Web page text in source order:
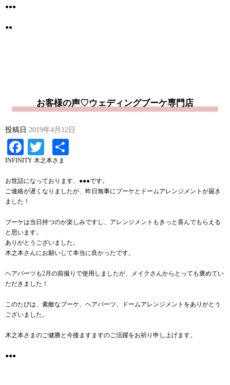
●●●
●●
お客様の声♡ウェディングブーケ専門店
投稿日 2019年4月12日
Facebook
Twitter
INFINITY 木之本さま
お世話になっております、●●●です。
ご連絡が遅くなりましたが、昨日無事にブーケとドームアレンジメントが届き
ました！
ブーケは当日持つのが楽しみですし、アレンジメントもきっと喜んでもらえる
と思います。
ありがとうございました。
木之本さんにお願いして本当に良かったです。
ヘアパーツも2月の前撮りで使用しましたが、メイクさんからとっても褒めてい
ただきました！
このたびは、素敵なブーケ、ヘアパーツ、ドームアレンジメントをありがとう
ございました。
木之本さまのご健勝と今後ますますのご活躍をお祈り申し上げます。
●●●